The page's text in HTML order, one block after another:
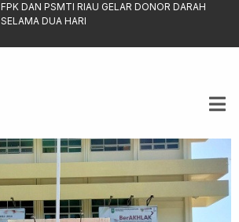
FPK DAN PSMTI RIAU GELAR DONOR DARAH
SELAMA DUA HARI